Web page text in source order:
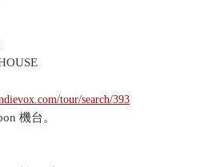
tour/search/393
機台。